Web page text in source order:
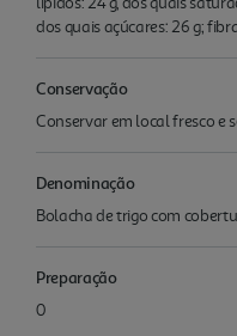
dos quais açúcares: 26 g;
Conservação
Conservar em local fresco e
Denominação
Bolacha de trigo com
Preparação
0